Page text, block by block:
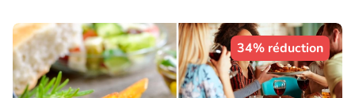
34% réduction